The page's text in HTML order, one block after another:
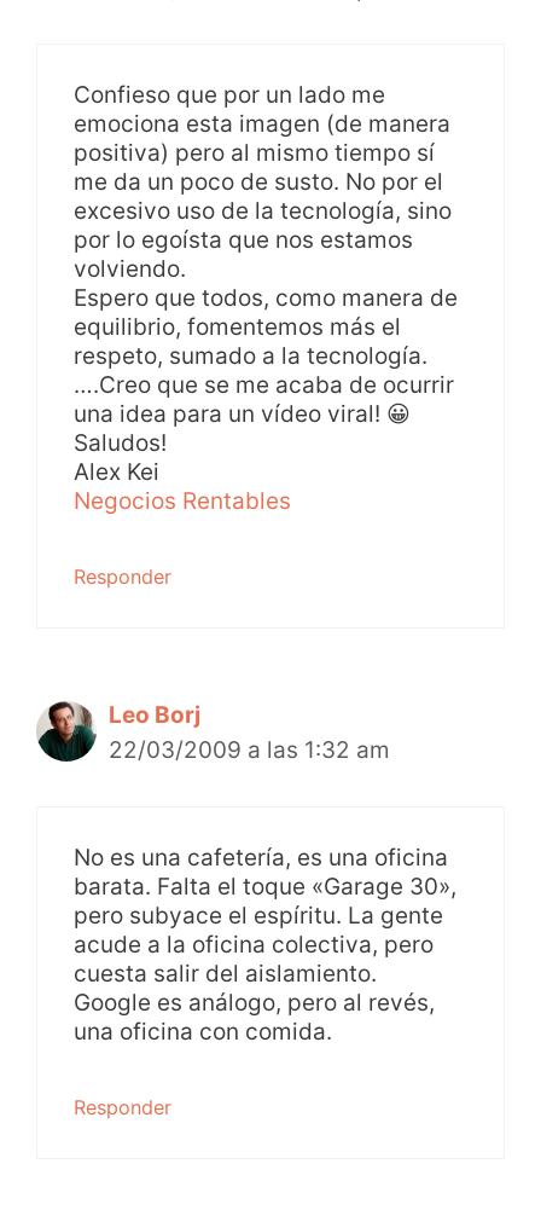
Confieso que por un lado me
emociona esta imagen (de manera
positiva) pero al mismo tiempo sí
me da un poco de susto. No por el
excesivo uso de la tecnología, sino
por lo egoísta que nos estamos
volviendo.
Espero que todos, como manera de
equilibrio, fomentemos más el
respeto, sumado a la tecnología.
….Creo que se me acaba de ocurrir
una idea para un vídeo viral! 😀
Saludos!
Alex Kei
Negocios Rentables
Responder
Leo Borj
22/03/2009 a las 1:32 am
No es una cafetería, es una oficina
barata. Falta el toque «Garage 30»,
pero subyace el espíritu. La gente
acude a la oficina colectiva, pero
cuesta salir del aislamiento.
Google es análogo, pero al revés,
una oficina con comida.
Responder